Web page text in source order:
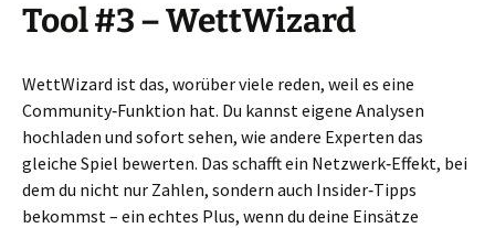
Tool #3 – WettWizard
WettWizard ist das, worüber viele reden, weil es eine
Community‑Funktion hat. Du kannst eigene Analysen
hochladen und sofort sehen, wie andere Experten das
gleiche Spiel bewerten. Das schafft ein Netzwerk‑Effekt, bei
dem du nicht nur Zahlen, sondern auch Insider‑Tipps
bekommst – ein echtes Plus, wenn du deine Einsätze